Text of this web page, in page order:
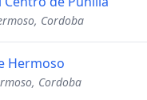
Cordoba
Hermoso
Cordoba